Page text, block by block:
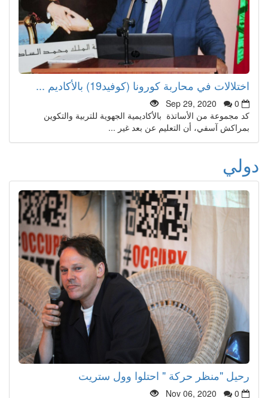
اختلالات في محاربة كورونا (كوفيد19) بالأكاديم ...
Sep 29, 2020
0
كد مجموعة من الأساتذة بالأكاديمية الجهوية للتربية والتكوين
بمراكش آسفي، أن التعليم عن بعد غير ...
دولي
رحيل "منظر حركة " احتلوا وول ستريت
Nov 06, 2020 0